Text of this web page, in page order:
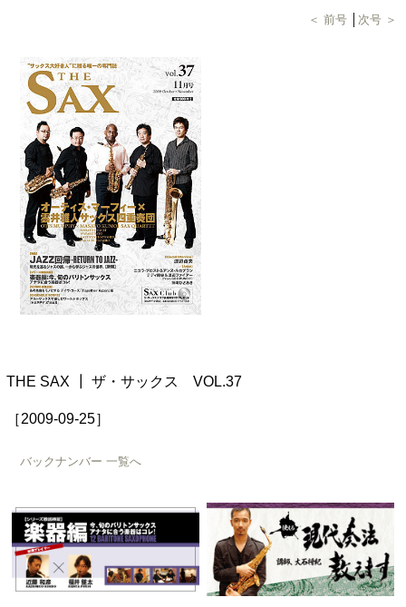
＜ 前号 次号 ＞
THE SAX ┃ ザ・サックス VOL.37
［2009-09-25］
バックナンバー 一覧へ